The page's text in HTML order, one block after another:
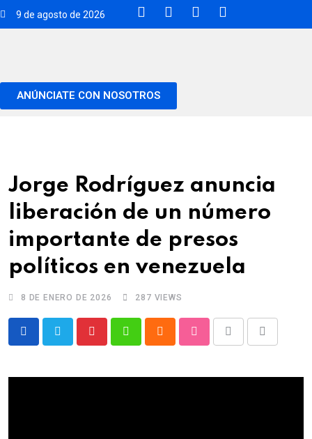
9 de agosto de 2026
ANÚNCIATE CON NOSOTROS
Jorge Rodríguez anuncia
liberación de un número
importante de presos
políticos en venezuela
8 DE ENERO DE 2026 287 VIEWS